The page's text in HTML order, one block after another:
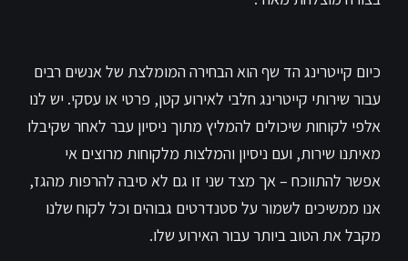
כיום קייטרינג הד שף הוא הבחירה המומלצת של אנשים רבים
עבור שירותי קייטרינג חלבי לאירוע קטן, פרטי או עסקי. יש לנו
אלפי לקוחות שיכולים להמליץ מתוך ניסיון עבר לאחר שקיבלו
מאיתנו שירות, ועם ניסיון והמלצות מלקוחות מרוצים אי
אפשר להתווכח – אך מצד שני זו גם לא סיבה להרפות מהגז,
אנו ממשיכים לשמור על סטנדרטים גבוהים וכל לקוח שלנו
מקבל את הטוב ביותר עבור האירוע שלו.